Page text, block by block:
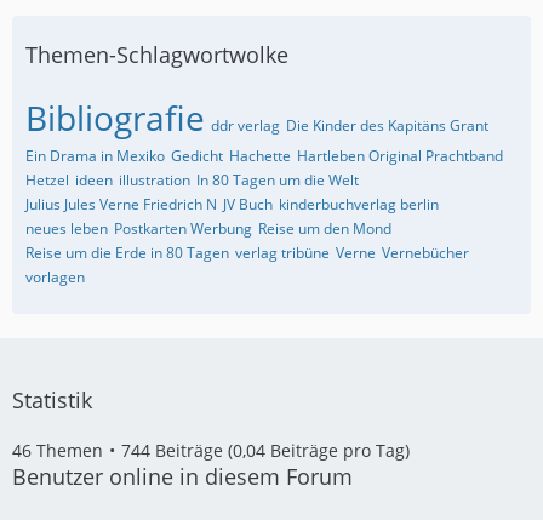
Themen-Schlagwortwolke
Bibliografie ddr verlag Die Kinder des Kapitäns Grant
Ein Drama in Mexiko Gedicht Hachette Hartleben Original Prachtband
Hetzel ideen illustration In 80 Tagen um die Welt
Julius Jules Verne Friedrich N JV Buch kinderbuchverlag berlin
neues leben Postkarten Werbung Reise um den Mond
Reise um die Erde in 80 Tagen verlag tribüne Verne Vernebücher
vorlagen
Statistik
46 Themen 744 Beiträge (0,04 Beiträge pro Tag)
Benutzer online in diesem Forum